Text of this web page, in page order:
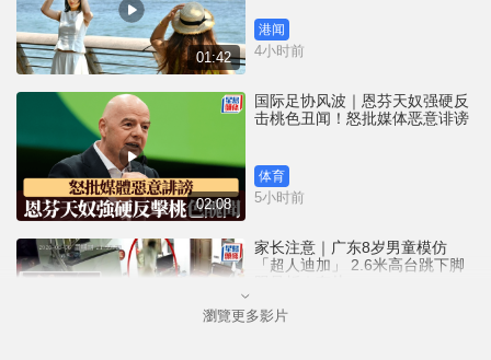
01:42
港闻
4小时前
02:08
国际足协风波｜恩芬天奴强硬反
击桃色丑闻！怒批媒体恶意诽谤
体育
5小时前
家长注意｜广东8岁男童模仿
「超人迪加」 2.6米高台跳下脚
中国
瀏覽更多影片